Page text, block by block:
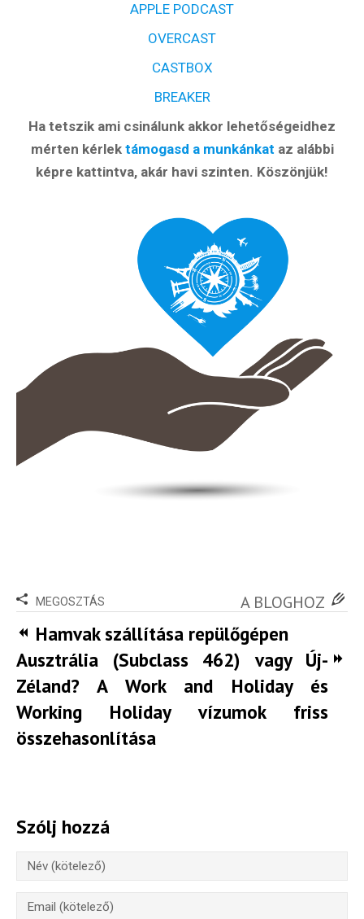
APPLE PODCAST
OVERCAST
CASTBOX
BREAKER
Ha tetszik ami csinálunk akkor lehetőségeidhez
mérten kérlek támogasd a munkánkat az alábbi
képre kattintva, akár havi szinten. Köszönjük!
MEGOSZTÁS A BLOGHOZ
Hamvak szállítása repülőgépen
Ausztrália (Subclass 462) vagy Új-
Zéland? A Work and Holiday és
Working Holiday vízumok friss
összehasonlítása
Szólj hozzá